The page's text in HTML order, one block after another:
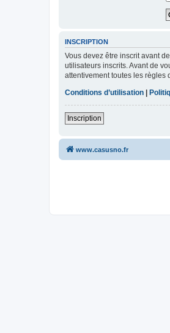
INSCRIPTION
Vous devez être inscrit avant
utilisateurs inscrits. Avant de
attentivement toutes les règles
Conditions d’utilisation
Inscription
www.casusno.fr